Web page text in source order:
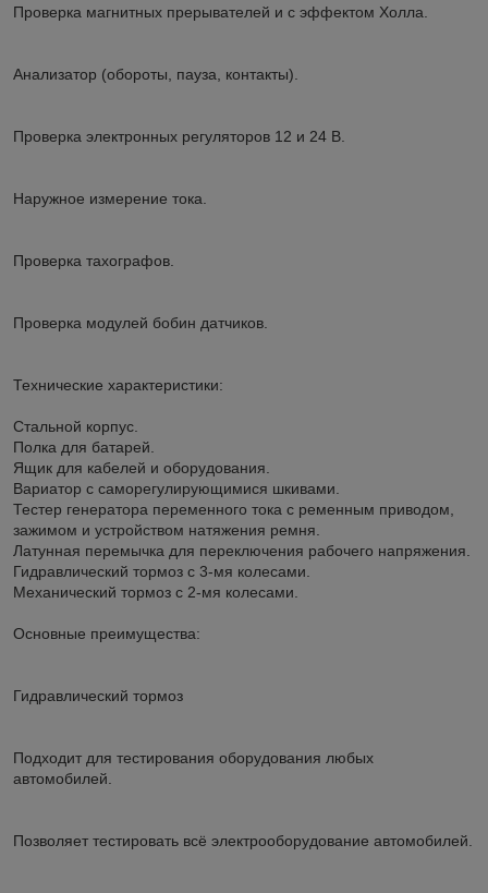
Проверка магнитных прерывателей и с эффектом Холла.
Анализатор (обороты, пауза, контакты).
Проверка электронных регуляторов 12 и 24 В.
Наружное измерение тока.
Проверка тахографов.
Проверка модулей бобин датчиков.
Технические характеристики:
Стальной корпус.
Полка для батарей.
Ящик для кабелей и оборудования.
Вариатор с саморегулирующимися шкивами.
Тестер генератора переменного тока с ременным приводом,
зажимом и устройством натяжения ремня.
Латунная перемычка для переключения рабочего напряжения.
Гидравлический тормоз с 3-мя колесами.
Механический тормоз с 2-мя колесами.
Основные преимущества:
Гидравлический тормоз
Подходит для тестирования оборудования любых
автомобилей.
Позволяет тестировать всё электрооборудование автомобилей.